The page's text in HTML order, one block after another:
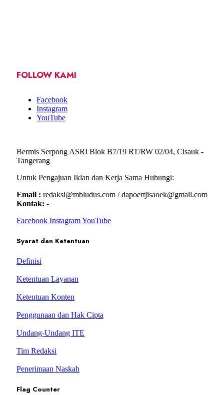
FOLLOW KAMI
Facebook
Instagram
YouTube
Bermis Serpong ASRI Blok B7/19 RT/RW 02/04, Cisauk -
Tangerang
Untuk Pengajuan Iklan dan Kerja Sama Hubungi:
Email : redaksi@mbludus.com / dapoertjisaoek@gmail.com
Kontak: -
Facebook InstagramYouTube
Syarat dan Ketentuan
Definisi
Ketentuan Layanan
Ketentuan Konten
Penggunaan dan Hak Cipta
Undang-Undang ITE
Tim Redaksi
Penerimaan Naskah
Flag Counter